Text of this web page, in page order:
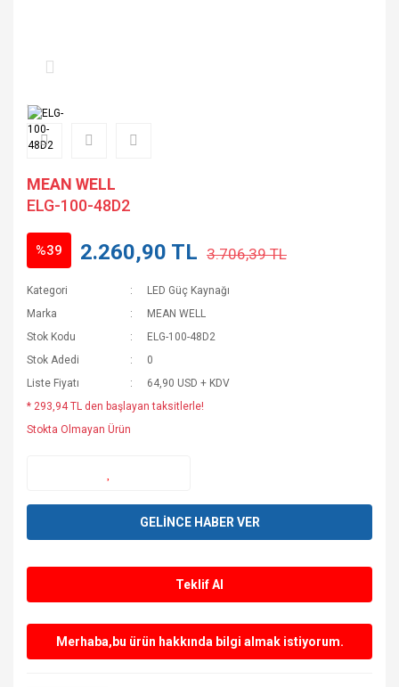
MEAN WELL
ELG-100-48D2
%39 2.260,90 TL 3.706,39 TL
Kategori
LED Güç Kaynağı
Marka
MEAN WELL
Stok Kodu
ELG-100-48D2
Stok Adedi
0
Liste Fiyatı
64,90 USD + KDV
* 293,94 TL den başlayan taksitlerle!
Stokta Olmayan Ürün
GELİNCE HABER VER
Teklif Al
Merhaba,bu ürün hakkında bilgi almak istiyorum.